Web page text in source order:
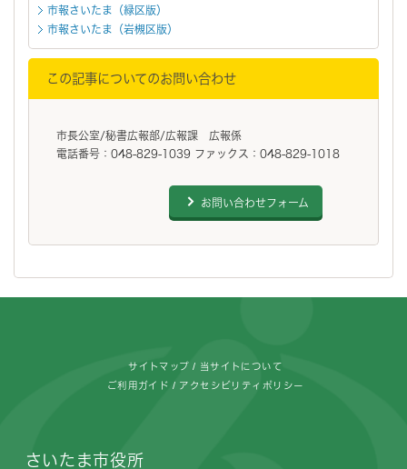
市報さいたま（緑区版）
市報さいたま（岩槻区版）
この記事についてのお問い合わせ
市長公室/秘書広報部/広報課 広報係
電話番号：048-829-1039 ファックス：048-829-1018
お問い合わせフォーム
サイトマップ 当サイトについて
ご利用ガイド アクセシビリティポリシー
さいたま市役所